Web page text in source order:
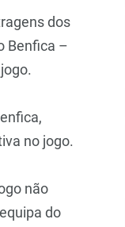
dos
Benfica –
no jogo.
não
do